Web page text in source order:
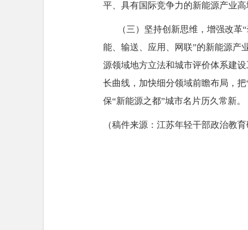
平、具有国际竞争力的新能源产业高
（三）坚持创新思维，增强改革“
能、输送、应用、网联”的新能源产
源领域地方立法和城市评价体系建
长曲线，加快细分领域前瞻布局，
保“新能源之都”城市名片历久常新。
（稿件来源：江苏年轻干部政治教